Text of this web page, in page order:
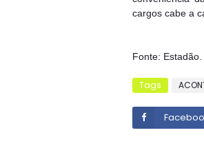
cargos cabe a
Fonte: Estadão.
Tags